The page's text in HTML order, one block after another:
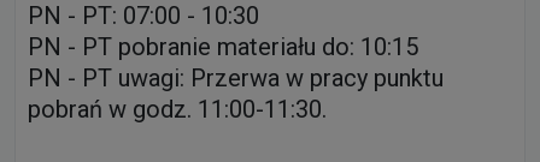
PN - PT: 07:00 - 10:30
PN - PT pobranie materiału do: 10:15
PN - PT uwagi: Przerwa w pracy punktu
pobrań w godz. 11:00-11:30.